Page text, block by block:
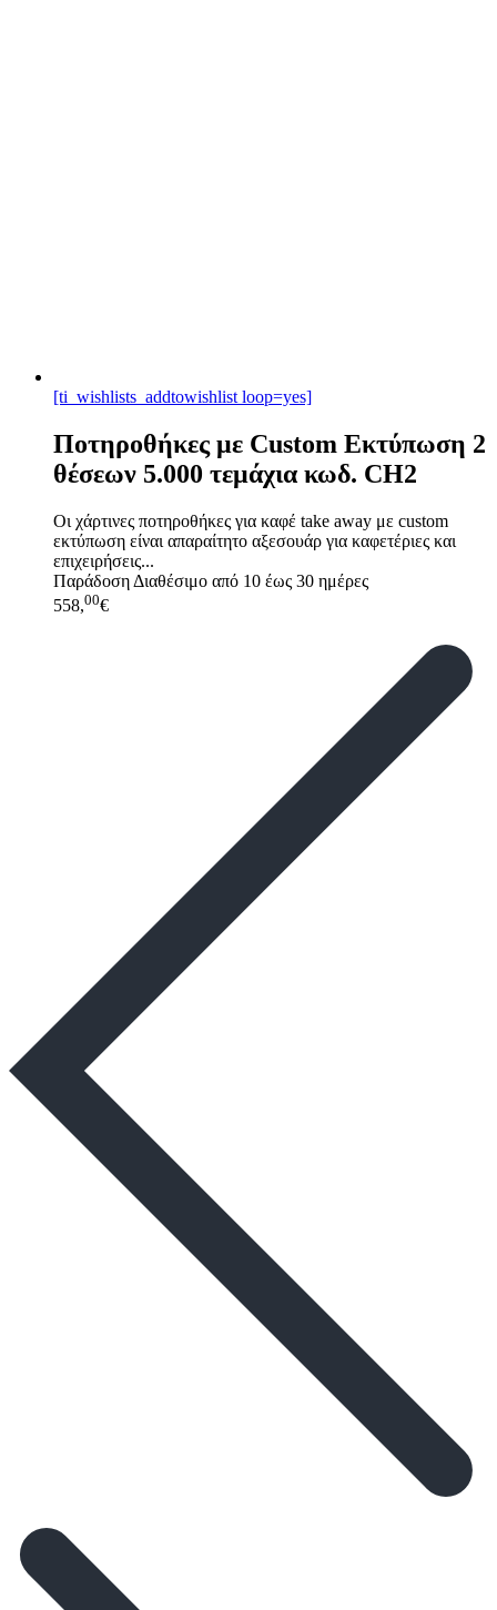
[ti_wishlists_addtowishlist loop=yes]
Ποτηροθήκες με Custom Εκτύπωση 2
θέσεων 5.000 τεμάχια κωδ. CH2
Οι χάρτινες ποτηροθήκες για καφέ take away με custom
εκτύπωση είναι απαραίτητο αξεσουάρ για καφετέριες και
επιχειρήσεις...
Παράδοση Διαθέσιμο από 10 έως 30 ημέρες
558,00€